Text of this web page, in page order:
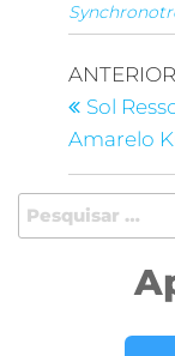
Sol
Amarelo